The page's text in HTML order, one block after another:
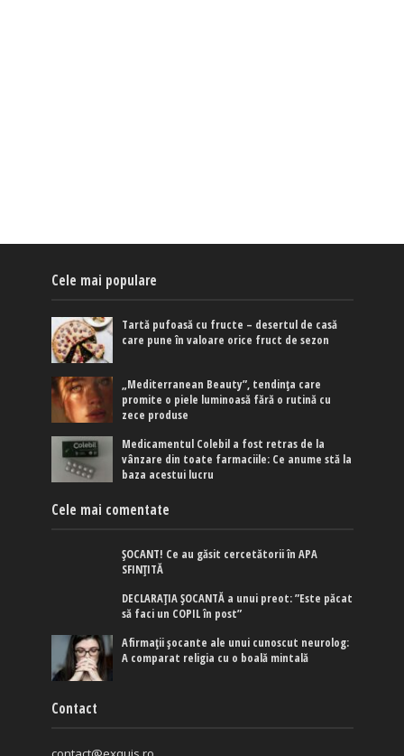
Cele mai populare
Tartă pufoasă cu fructe – desertul de casă
care pune în valoare orice fruct de sezon
„Mediterranean Beauty”, tendința care
promite o piele luminoasă fără o rutină cu
zece produse
Medicamentul Colebil a fost retras de la
vânzare din toate farmaciile: Ce anume stă la
baza acestui lucru
Cele mai comentate
ȘOCANT! Ce au găsit cercetătorii în APA
SFINȚITĂ
DECLARAȚIA ȘOCANTĂ a unui preot: ”Este păcat
să faci un COPIL în post”
Afirmaţii şocante ale unui cunoscut neurolog:
A comparat religia cu o boală mintală
Contact